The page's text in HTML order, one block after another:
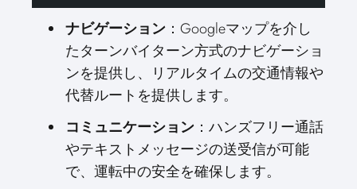
ナビゲーション ：Googleマップを介し
たターンバイターン方式のナビゲーショ
ンを提供し、リアルタイムの交通情報や
代替ルートを提供します。
コミュニケーション ：ハンズフリー通話
やテキストメッセージの送受信が可能
で、運転中の安全を確保します。